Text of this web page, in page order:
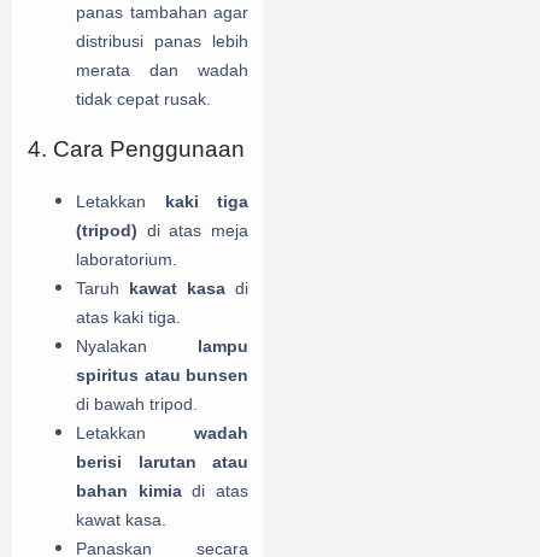
panas tambahan agar
distribusi panas lebih
merata dan wadah
tidak cepat rusak.
4. Cara Penggunaan
Letakkan kaki tiga
(tripod) di atas meja
laboratorium.
Taruh kawat kasa di
atas kaki tiga.
Nyalakan lampu
spiritus atau bunsen
di bawah tripod.
Letakkan wadah
berisi larutan atau
bahan kimiadi atas
kawat kasa.
Panaskan secara